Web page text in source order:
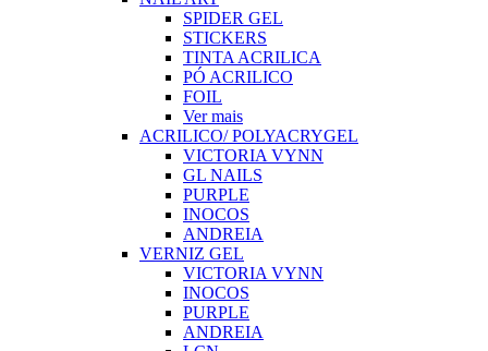
SPIDER GEL
STICKERS
TINTA ACRILICA
PÓ ACRILICO
FOIL
Ver mais
ACRILICO/ POLYACRYGEL
VICTORIA VYNN
GL NAILS
PURPLE
INOCOS
ANDREIA
VERNIZ GEL
VICTORIA VYNN
INOCOS
PURPLE
ANDREIA